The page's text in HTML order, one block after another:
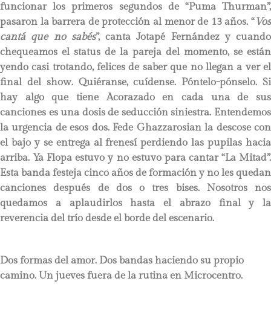
funcionar los primeros segundos de “Puma Thurman”,
pasaron la barrera de protección al menor de 13 años. “Vos
cantá que no sabés”, canta Jotapé Fernández y cuando
chequeamos el status de la pareja del momento, se están
yendo casi trotando, felices de saber que no llegan a ver el
final del show. Quiéranse, cuídense. Póntelo-pónselo. Si
hay algo que tiene Acorazado en cada una de sus
canciones es una dosis de seducción siniestra. Entendemos
la urgencia de esos dos. Fede Ghazzarosian la descose con
el bajo y se entrega al frenesí perdiendo las pupilas hacia
arriba. Ya Flopa estuvo y no estuvo para cantar “La Mitad”.
Esta banda festeja cinco años de formación y no les quedan
canciones después de dos o tres bises. Nosotros nos
quedamos a aplaudirlos hasta el abrazo final y la
reverencia del trío desde el borde del escenario.
Dos formas del amor. Dos bandas haciendo su propio
camino. Un jueves fuera de la rutina en Microcentro.